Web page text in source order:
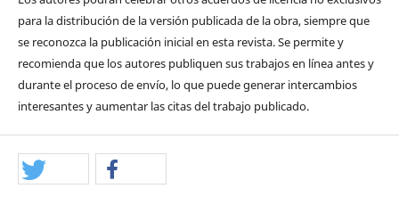
para la distribución de la versión publicada de la obra, siempre que
se reconozca la publicación inicial en esta revista. Se permite y
recomienda que los autores publiquen sus trabajos en línea antes y
durante el proceso de envío, lo que puede generar intercambios
interesantes y aumentar las citas del trabajo publicado.